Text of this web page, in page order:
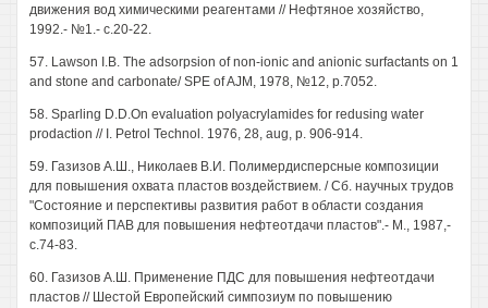
движения вод химическими реагентами // Нефтяное хозяйство,
1992.- №1.- с.20-22.
57. Lawson I.B. The adsorpsion of non-ionic and anionic surfactants on 1
and stone and carbonate/ SPE of AJM, 1978, №12, p.7052.
58. Sparling D.D.On evaluation polyacrylamides for redusing water
prodaction // I. Petrol Technol. 1976, 28, aug, p. 906-914.
59. Газизов А.Ш., Николаев В.И. Полимердисперсные композиции
для повышения охвата пластов воздействием. / Сб. научных трудов
"Состояние и перспективы развития работ в области создания
композиций ПАВ для повышения нефтеотдачи пластов".- М., 1987,-
с.74-83.
60. Газизов А.Ш. Применение ПДС для повышения нефтеотдачи
пластов // Шестой Европейский симпозиум по повышению